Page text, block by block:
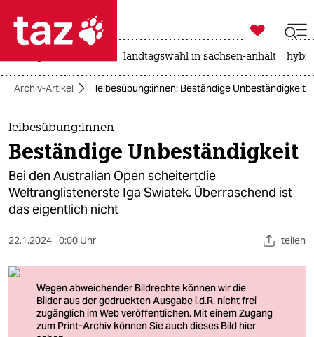
 taz zahl ich
taz zahl ich
themen
politik
öko
gesellschaft
sport
berlin

taz zahl ich
landtagswahl in sachsen-anhalt
Archiv-Artikel lei­bes­übun­g:in­nen: Beständige Unbeständigkeit
lei­bes­übun­g:in­nen
Beständige Unbeständigkeit
Bei den Australian Open scheitertdie
Weltranglistenerste Iga Swiatek. Überraschend ist
das eigentlich nicht
22.1.2024 0:00 Uhr teilen